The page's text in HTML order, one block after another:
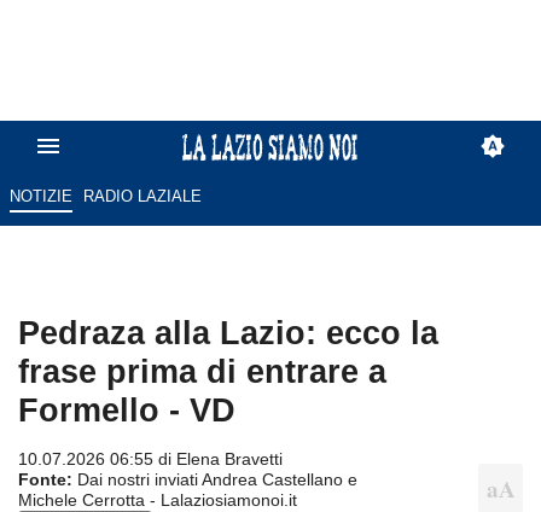
NOTIZIE RADIO LAZIALE
Pedraza alla Lazio: ecco la
frase prima di entrare a
Formello - VD
10.07.2026 06:55 di Elena Bravetti
Fonte: Dai nostri inviati Andrea Castellano e
Michele Cerrotta - Lalaziosiamonoi.it